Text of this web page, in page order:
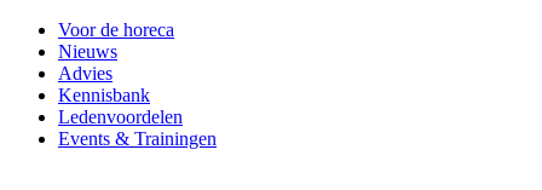
Voor de horeca
Nieuws
Advies
Kennisbank
Ledenvoordelen
Events & Trainingen